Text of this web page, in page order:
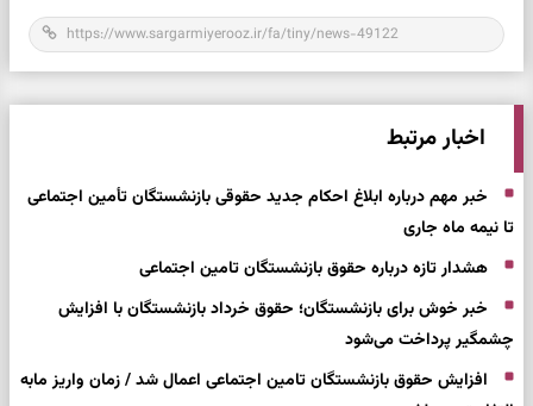
اخبار مرتبط
خبر مهم درباره ابلاغ احکام جدید حقوقی بازنشستگان تأمین اجتماعی
تا نیمه‌ ماه جاری
هشدار تازه درباره حقوق بازنشستگان تامین اجتماعی
خبر خوش برای بازنشستگان؛ حقوق خرداد بازنشستگان با افزایش
چشمگیر پرداخت می‌شود
افزایش حقوق بازنشستگان تامین اجتماعی اعمال شد / زمان واریز مابه